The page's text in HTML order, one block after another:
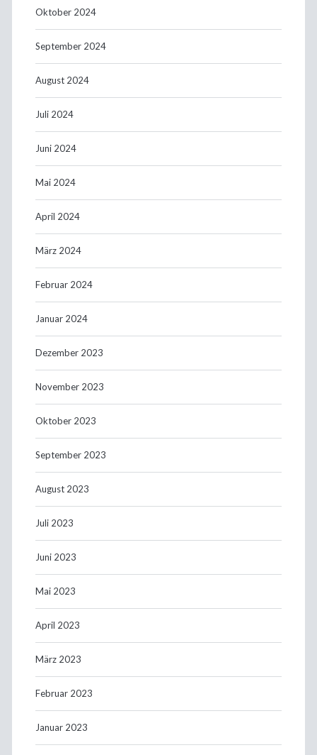
Oktober 2024
September 2024
August 2024
Juli 2024
Juni 2024
Mai 2024
April 2024
März 2024
Februar 2024
Januar 2024
Dezember 2023
November 2023
Oktober 2023
September 2023
August 2023
Juli 2023
Juni 2023
Mai 2023
April 2023
März 2023
Februar 2023
Januar 2023